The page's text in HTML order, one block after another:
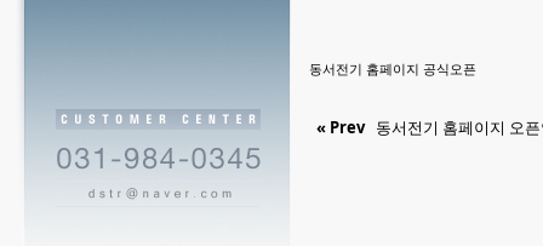
동서전기 홈페이지 공식오픈
« Prev 동서전기 홈페이지 오